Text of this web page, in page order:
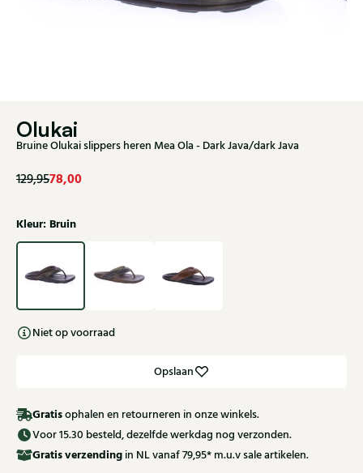
Olukai
Bruine Olukai slippers heren Mea Ola - Dark Java/dark Java
129,9578,00
Kleur: Bruin
Niet op voorraad
Opslaan
Gratisophalen en retourneren in onze winkels.
Voor 15.30 besteld, dezelfde werkdag nog verzonden.
Gratisverzending in NL vanaf 79,95* m.u.v sale artikelen.